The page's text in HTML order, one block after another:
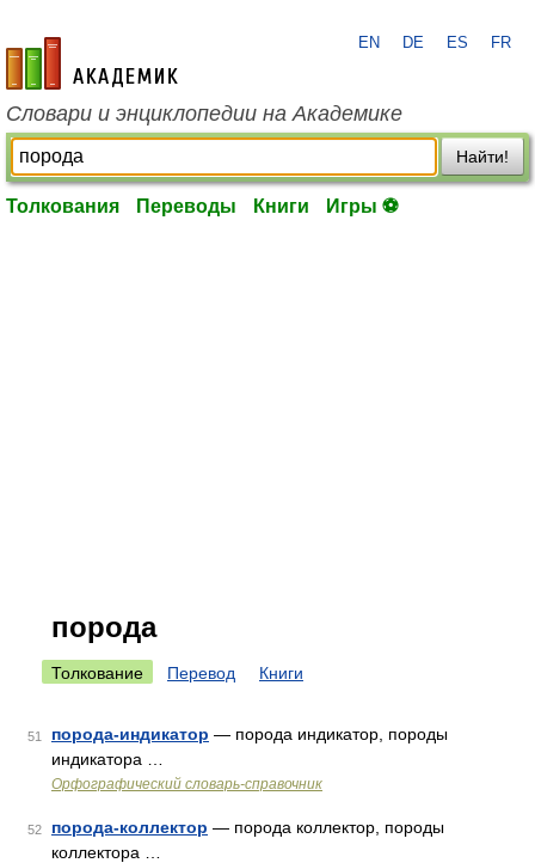
academic.ru
EN DE ES FR
Словари и энциклопедии на Академике
Найти!
Толкования Переводы Книги Игры ⚽
порода
Толкование Перевод Книги
51 порода-индикатор — порода индикатор, породы
индикатора …
Орфографический словарь-справочник
52 порода-коллектор — порода коллектор, породы
коллектора …